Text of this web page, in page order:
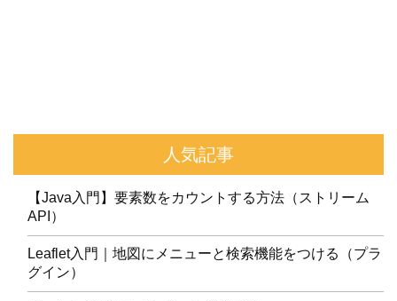
人気記事
【Java入門】要素数をカウントする方法（ストリーム
API）
Leaflet入門｜地図にメニューと検索機能をつける（プラ
グイン）